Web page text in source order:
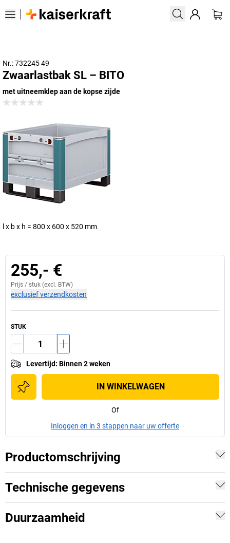
Nr.: 732245 49
Zwaarlastbak SL – BITO
met uitneemklep aan de kopse zijde
l x b x h = 800 x 600 x 520 mm
255,- €
Prijs / stuk (excl. BTW)
exclusief verzendkosten
STUK
Levertijd: Binnen 2 weken
IN WINKELWAGEN
Of
Inloggen en in 3 stappen naar uw offerte
Productomschrijving
Technische gegevens
Duurzaamheid